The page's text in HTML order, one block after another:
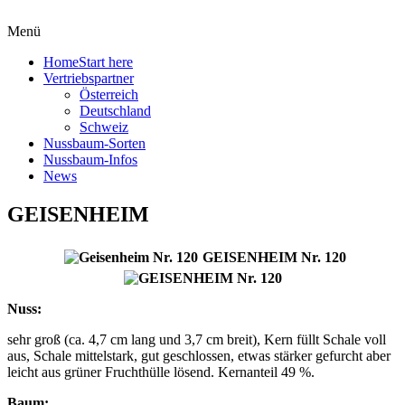
Menü
HomeStart here
Vertriebspartner
Österreich
Deutschland
Schweiz
Nussbaum-Sorten
Nussbaum-Infos
News
GEISENHEIM
GEISENHEIM Nr. 120
Nuss:
sehr groß (ca. 4,7 cm lang und 3,7 cm breit), Kern füllt Schale voll
aus, Schale mittelstark, gut geschlossen, etwas stärker gefurcht aber
leicht aus grüner Fruchthülle lösend. Kernanteil 49 %.